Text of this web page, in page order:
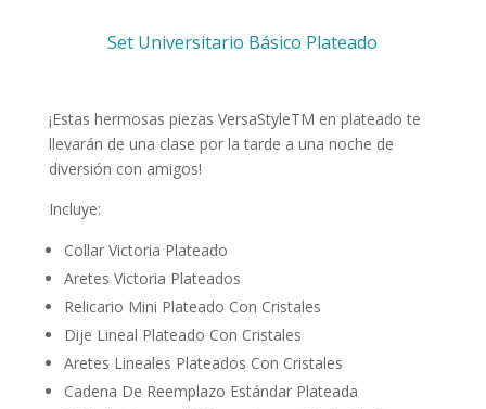
Set Universitario Básico Plateado
¡Estas hermosas piezas VersaStyleTM en plateado te
llevarán de una clase por la tarde a una noche de
diversión con amigos!
Incluye:
Collar Victoria Plateado
Aretes Victoria Plateados
Relicario Mini Plateado Con Cristales
Dije Lineal Plateado Con Cristales
Aretes Lineales Plateados Con Cristales
Cadena De Reemplazo Estándar Plateada